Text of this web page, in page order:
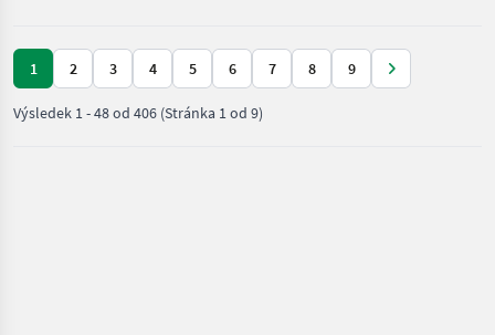
1 2 3 4 5 6 7 8 9
Výsledek 1-48od 406 (Stránka 1 od 9)